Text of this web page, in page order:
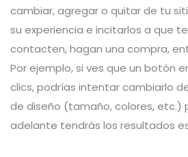
cambiar, agregar o quitar de tu
su experiencia e incitarlos a que
contacten, hagan una compra,
Por ejemplo, si ves que un botón
clics, podrías intentar cambiarlo
de diseño (tamaño, colores, etc.)
adelante tendrás los resultados